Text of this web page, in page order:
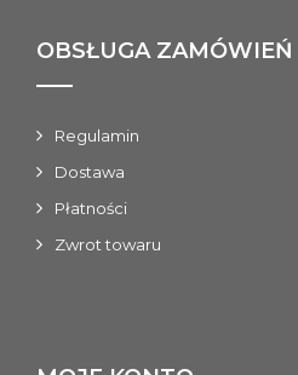
OBSŁUGA ZAMÓWIEŃ
Regulamin
Dostawa
Płatności
Zwrot towaru